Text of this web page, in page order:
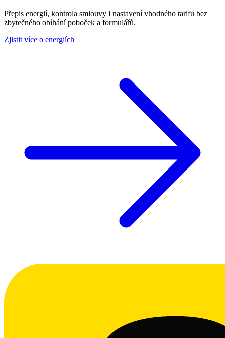
Přepis energií, kontrola smlouvy i nastavení vhodného tarifu bez
zbytečného obíhání poboček a formulářů.
Zjistit více o energiích